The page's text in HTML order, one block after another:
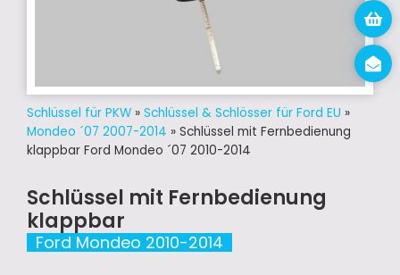
Schlüssel für PKW » Schlüssel & Schlösser für Ford EU »
Mondeo ´07 2007-2014 » Schlüssel mit Fernbedienung
klappbar Ford Mondeo ´07 2010-2014
Schlüssel mit Fernbedienung
klappbar
Ford Mondeo 2010-2014